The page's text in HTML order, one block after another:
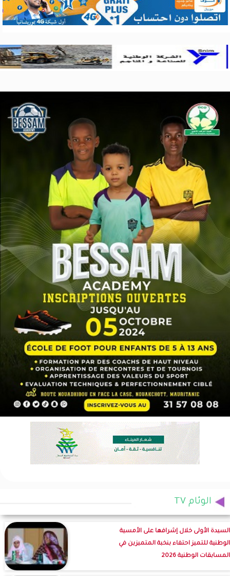
الوئام TV
السيدة الأولى خلال إشرافها على الأمسية
الوطنية للتميز احتفاء بنخبة المتميزين في
المسابقات الوطنية 2026